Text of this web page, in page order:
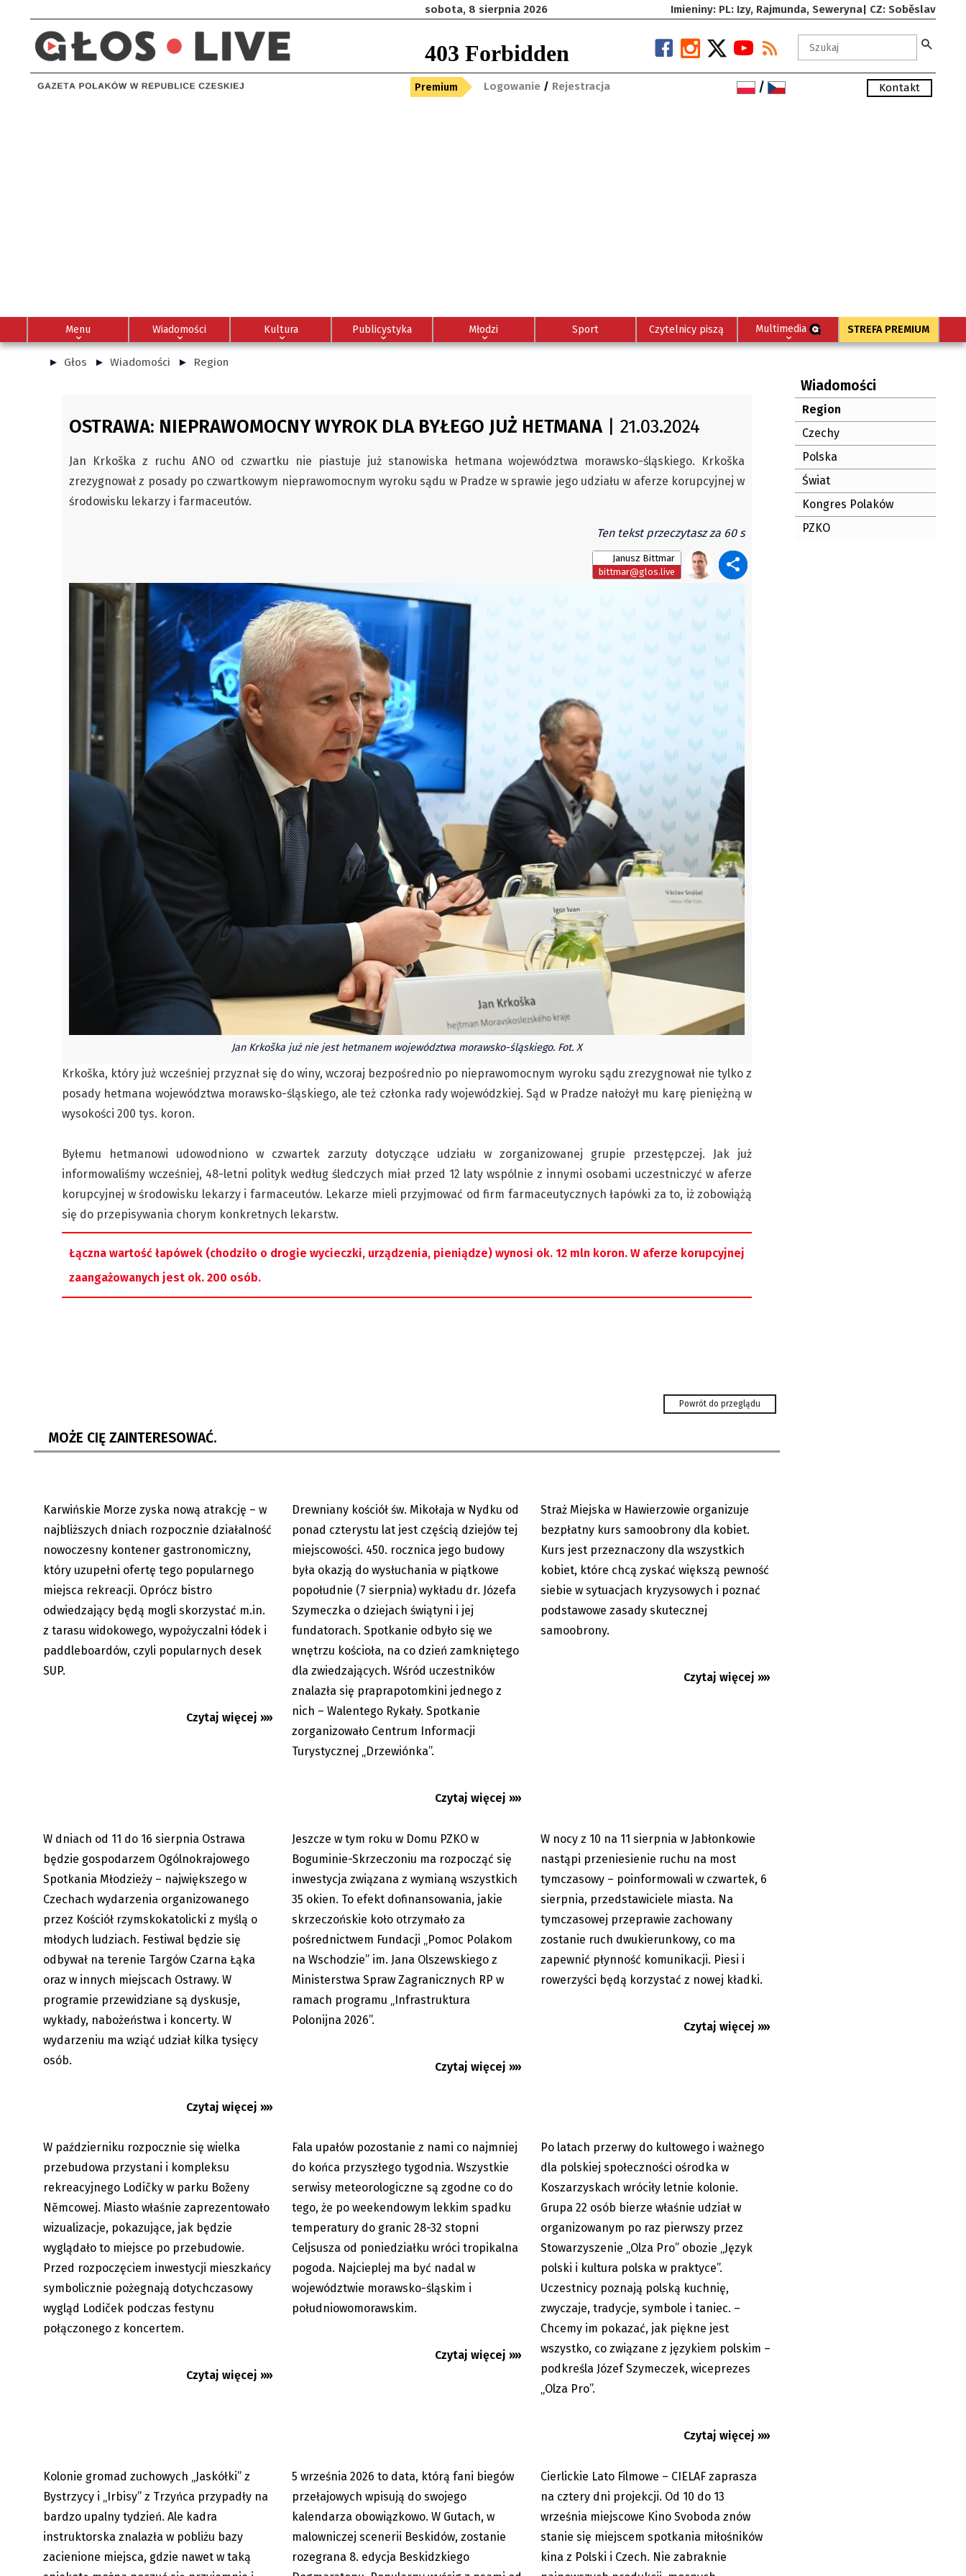
sobota, 8 sierpnia 2026 Imieniny: PL: Izy, Rajmunda, Seweryna| CZ: Soběslav
Premium Logowanie / Rejestracja / Kontakt
Menu Wiadomości Kultura Publicystyka Młodzi Sport Czytelnicy piszą Multimedia STREFA PREMIUM
Głos Wiadomości Region
OSTRAWA: NIEPRAWOMOCNY WYROK DLA BYŁEGO JUŻ HETMANA | 21.03.2024
Jan Krkoška z ruchu ANO od czwartku nie piastuje już stanowiska hetmana województwa morawsko-śląskiego. Krkoška
zrezygnował z posady po czwartkowym nieprawomocnym wyroku sądu w Pradze w sprawie jego udziału w aferze korupcyjnej w
środowisku lekarzy i farmaceutów.
Ten tekst przeczytasz za 60 s
Janusz Bittmar
bittmar@glos.live
Jan Krkoška już nie jest hetmanem województwa morawsko-śląskiego. Fot. X
Krkoška, który już wcześniej przyznał się do winy, wczoraj bezpośrednio po nieprawomocnym wyroku sądu zrezygnował nie tylko z
posady hetmana województwa morawsko-śląskiego, ale też członka rady wojewódzkiej. Sąd w Pradze nałożył mu karę pieniężną w
wysokości 200 tys. koron.
Byłemu hetmanowi udowodniono w czwartek zarzuty dotyczące udziału w zorganizowanej grupie przestępczej. Jak już
informowaliśmy wcześniej, 48-letni polityk według śledczych miał przed 12 laty wspólnie z innymi osobami uczestniczyć w aferze
korupcyjnej w środowisku lekarzy i farmaceutów. Lekarze mieli przyjmować od firm farmaceutycznych łapówki za to, iż zobowiążą
się do przepisywania chorym konkretnych lekarstw.
Łączna wartość łapówek (chodziło o drogie wycieczki, urządzenia, pieniądze) wynosi ok. 12 mln koron. W aferze korupcyjnej
zaangażowanych jest ok. 200 osób.
Powrót do przeglądu
MOŻE CIĘ ZAINTERESOWAĆ.
08.08.2026
Karwińskie Morze zyska nową atrakcję – w
najbliższych dniach rozpocznie działalność
nowoczesny kontener gastronomiczny,
który uzupełni ofertę tego popularnego
miejsca rekreacji. Oprócz bistro
odwiedzający będą mogli skorzystać m.in.
z tarasu widokowego, wypożyczalni łódek i
paddleboardów, czyli popularnych desek
SUP.
Czytaj więcej »»
08.08.2026
Drewniany kościół św. Mikołaja w Nydku od
ponad czterystu lat jest częścią dziejów tej
miejscowości. 450. rocznica jego budowy
była okazją do wysłuchania w piątkowe
popołudnie (7 sierpnia) wykładu dr. Józefa
Szymeczka o dziejach świątyni i jej
fundatorach. Spotkanie odbyło się we
wnętrzu kościoła, na co dzień zamkniętego
dla zwiedzających. Wśród uczestników
znalazła się praprapotomkini jednego z
nich – Walentego Rykały. Spotkanie
zorganizowało Centrum Informacji
Turystycznej „Drzewiónka”.
Czytaj więcej »»
07.08.2026
Hawierzów: Samoobrona dla pań.
Kurs, który może uratować...
Straż Miejska w Hawierzowie organizuje
bezpłatny kurs samoobrony dla kobiet.
Kurs jest przeznaczony dla wszystkich
kobiet, które chcą zyskać większą pewność
siebie w sytuacjach kryzysowych i poznać
podstawowe zasady skutecznej
samoobrony.
Czytaj więcej »»
07.08.2026
Ostrawa: w połowie sierpnia
Ogólnokrajowe Spotkanie
W dniach od 11 do 16 sierpnia Ostrawa
będzie gospodarzem Ogólnokrajowego
Spotkania Młodzieży – największego w
Czechach wydarzenia organizowanego
przez Kościół rzymskokatolicki z myślą o
młodych ludziach. Festiwal będzie się
odbywał na terenie Targów Czarna Łąka
oraz w innych miejscach Ostrawy. W
programie przewidziane są dyskusje,
wykłady, nabożeństwa i koncerty. W
wydarzeniu ma wziąć udział kilka tysięcy
osób.
Czytaj więcej »»
07.08.2026
W Skrzeczoniu MK PZKO czeka na
decyzję radnych
Jeszcze w tym roku w Domu PZKO w
Boguminie-Skrzeczoniu ma rozpocząć się
inwestycja związana z wymianą wszystkich
35 okien. To efekt dofinansowania, jakie
skrzeczońskie koło otrzymało za
pośrednictwem Fundacji „Pomoc Polakom
na Wschodzie” im. Jana Olszewskiego z
Ministerstwa Spraw Zagranicznych RP w
ramach programu „Infrastruktura
Polonijna 2026”.
Czytaj więcej »»
06.08.2026
W nocy z 10 na 11 sierpnia w Jabłonkowie
nastąpi przeniesienie ruchu na most
tymczasowy – poinformowali w czwartek, 6
sierpnia, przedstawiciele miasta. Na
tymczasowej przeprawie zachowany
zostanie ruch dwukierunkowy, co ma
zapewnić płynność komunikacji. Piesi i
rowerzyści będą korzystać z nowej kładki.
Czytaj więcej »»
06.08.2026
Karwina: wielka zmiana kompleksu
Lodičky w parku Boženy
Němcowej...
W październiku rozpocznie się wielka
przebudowa przystani i kompleksu
rekreacyjnego Lodičky w parku Boženy
Němcowej. Miasto właśnie zaprezentowało
wizualizacje, pokazujące, jak będzie
wyglądało to miejsce po przebudowie.
Przed rozpoczęciem inwestycji mieszkańcy
symbolicznie pożegnają dotychczasowy
wygląd Lodiček podczas festynu
połączonego z koncertem.
Czytaj więcej »»
06.08.2026
Upały nie odpuszczą. Gorąco
będzie w naszym regionie co
Fala upałów pozostanie z nami co najmniej
do końca przyszłego tygodnia. Wszystkie
serwisy meteorologiczne są zgodne co do
tego, że po weekendowym lekkim spadku
temperatury do granic 28-32 stopni
Celjsusza od poniedziałku wróci tropikalna
pogoda. Najcieplej ma być nadal w
województwie morawsko-śląskim i
południowomorawskim.
Czytaj więcej »»
05.08.2026
Po latach przerwy do kultowego i ważnego
dla polskiej społeczności ośrodka w
Koszarzyskach wróciły letnie kolonie.
Grupa 22 osób bierze właśnie udział w
organizowanym po raz pierwszy przez
Stowarzyszenie „Olza Pro” obozie „Język
polski i kultura polska w praktyce”.
Uczestnicy poznają polską kuchnię,
zwyczaje, tradycje, symbole i taniec. –
Chcemy im pokazać, jak piękne jest
wszystko, co związane z językiem polskim –
podkreśla Józef Szymeczek, wiceprezes
„Olza Pro”.
Czytaj więcej »»
05.08.2026
Gorąco jak… w Egipcie
Kolonie gromad zuchowych „Jaskółki” z
Bystrzycy i „Irbisy” z Trzyńca przypadły na
bardzo upalny tydzień. Ale kadra
instruktorska znalazła w pobliżu bazy
zacienione miejsca, gdzie nawet w taką
05.08.2026
Beskidzki Dogmaraton również bez
5 września 2026 to data, którą fani biegów
przełajowych wpisują do swojego
kalendarza obowiązkowo. W Gutach, w
malowniczej scenerii Beskidów, zostanie
rozegrana 8. edycja Beskidzkiego
05.08.2026
Cierlickie Lato Filmowe 2026.
Cztery dni dobrego kina z Polski,...
Cierlickie Lato Filmowe – CIELAF zaprasza
na cztery dni projekcji. Od 10 do 13
września miejscowe Kino Svoboda znów
stanie się miejscem spotkania miłośników
kina z Polski i Czech. Nie zabraknie
Wiadomości
Region
Czechy
Polska
Świat
Kongres Polaków
PZKO